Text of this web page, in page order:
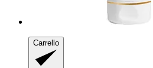
Carrello